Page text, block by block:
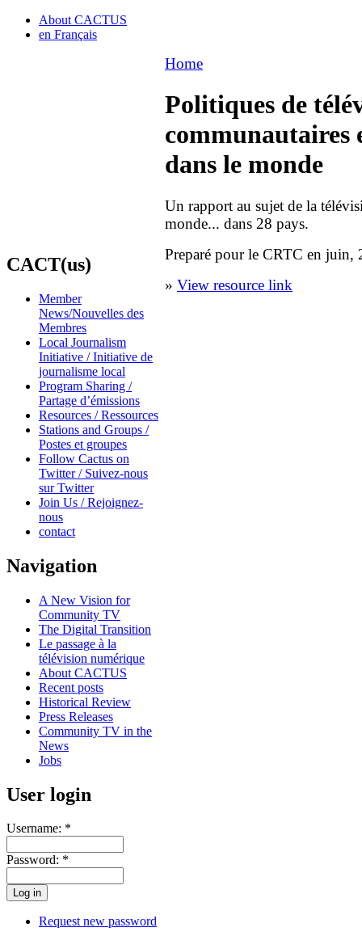
About CACTUS
en Français
CACT(us)
Member
News/Nouvelles des
Membres
Local Journalism
Initiative / Initiative de
journalisme local
Program Sharing /
Partage d’émissions
Resources / Ressources
Stations and Groups /
Postes et groupes
Follow Cactus on
Twitter / Suivez-nous
sur Twitter
Join Us / Rejoignez-
nous
contact
Navigation
A New Vision for
Community TV
The Digital Transition
Le passage à la
télévision numérique
About CACTUS
Recent posts
Historical Review
Press Releases
Community TV in the
News
Jobs
User login
Username: *
Password: *
Request new password
Home
Politiques de
communautaires
dans le monde
Un rapport au sujet de la
monde... dans 28 pays.
Preparé pour le CRTC en juin,
» View resource link